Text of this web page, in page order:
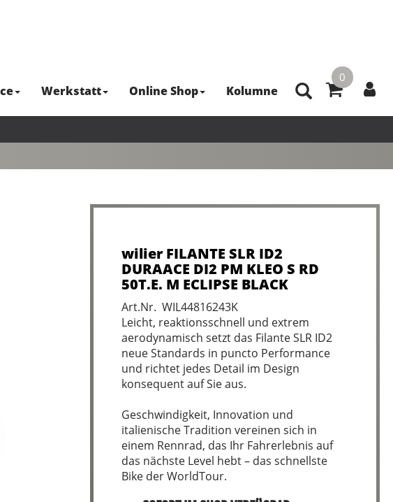
0
Werkstatt Online Shop Kolumne
wilier FILANTE SLR ID2
DURAACE DI2 PM KLEO S RD
50T.E. M ECLIPSE BLACK
Art.Nr. WIL44816243K
Leicht, reaktionsschnell und extrem
aerodynamisch setzt das Filante SLR ID2
neue Standards in puncto Performance
und richtet jedes Detail im Design
konsequent auf Sie aus.
Geschwindigkeit, Innovation und
italienische Tradition vereinen sich in
einem Rennrad, das Ihr Fahrerlebnis auf
das nächste Level hebt – das schnellste
Bike der WorldTour.